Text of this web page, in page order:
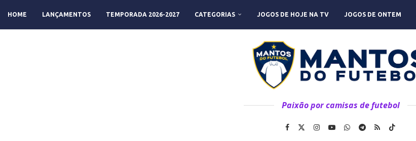
HOME LANÇAMENTOS TEMPORADA 2026-2027 CATEGORIAS JOGOS DE HOJE NA TV JOGOS DE ONTEM
Paixão por camisas de futebol